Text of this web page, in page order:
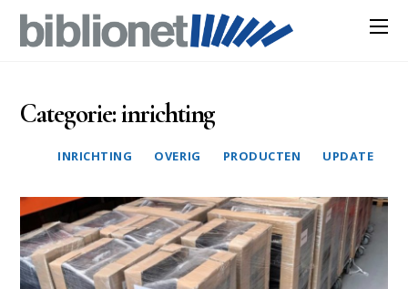
Categorie:inrichting
INRICHTING OVERIG PRODUCTEN UPDATE